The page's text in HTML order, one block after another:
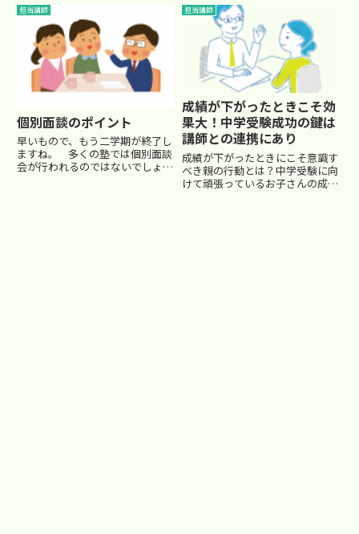
なテストが予定されており、ここ
で成果を出したいと考えているご
家庭も多いのではないでしょう
か。そしてこの時期、保護者向け
担当講師
個別面談のポイント
早いもので、もう二学期が終了し
ますね。 多くの塾では個別面談
会が行われるのではないでしょう
担当講師
成績が下がったときこそ効
果大！中学受験成功の鍵は
講師との連携にあり
成績が下がったときにこそ意識す
べき親の行動とは？中学受験に向
けて頑張っているお子さんの成績